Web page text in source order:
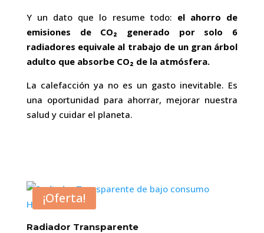
Y un dato que lo resume todo: el ahorro de
emisiones de CO₂ generado por solo 6
radiadores equivale al trabajo de un gran árbol
adulto que absorbe CO₂ de la atmósfera.
La calefacción ya no es un gasto inevitable. Es
una oportunidad para ahorrar, mejorar nuestra
salud y cuidar el planeta.
¡Oferta!
Radiador Transparente